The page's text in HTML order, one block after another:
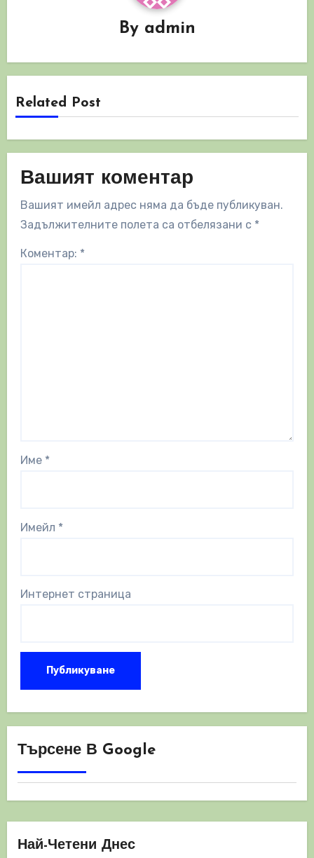
By admin
Related Post
Вашият коментар
Вашият имейл адрес няма да бъде публикуван.
Задължителните полета са отбелязани с *
Коментар: *
Име *
Имейл *
Интернет страница
Търсене В Google
Най-Четени Днес